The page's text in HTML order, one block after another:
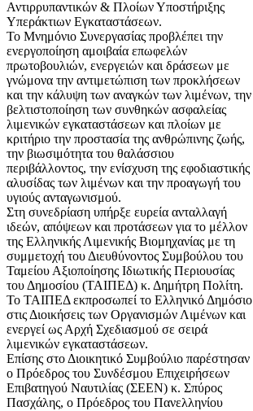
Αντιρρυπαντικών & Πλοίων Υποστήριξης
Υπεράκτιων Εγκαταστάσεων.
Το Μνημόνιο Συνεργασίας προβλέπει την
ενεργοποίηση αμοιβαία επωφελών
πρωτοβουλιών, ενεργειών και δράσεων με
γνώμονα την αντιμετώπιση των προκλήσεων
και την κάλυψη των αναγκών των λιμένων, την
βελτιστοποίηση των συνθηκών ασφαλείας
λιμενικών εγκαταστάσεων και πλοίων με
κριτήριο την προστασία της ανθρώπινης ζωής,
την βιωσιμότητα του θαλάσσιου
περιβάλλοντος, την ενίσχυση της εφοδιαστικής
αλυσίδας των λιμένων και την προαγωγή του
υγιούς ανταγωνισμού.
Στη συνεδρίαση υπήρξε ευρεία ανταλλαγή
ιδεών, απόψεων και προτάσεων για το μέλλον
της Ελληνικής Λιμενικής Βιομηχανίας με τη
συμμετοχή του Διευθύνοντος Συμβούλου του
Ταμείου Αξιοποίησης Ιδιωτικής Περιουσίας
του Δημοσίου (ΤΑΙΠΕΔ) κ. Δημήτρη Πολίτη.
Το ΤΑΙΠΕΔ εκπροσωπεί το Ελληνικό Δημόσιο
στις Διοικήσεις των Οργανισμών Λιμένων και
ενεργεί ως Αρχή Σχεδιασμού σε σειρά
λιμενικών εγκαταστάσεων.
Επίσης στο Διοικητικό Συμβούλιο παρέστησαν
ο Πρόεδρος του Συνδέσμου Επιχειρήσεων
Επιβατηγού Ναυτιλίας (ΣΕΕΝ) κ. Σπύρος
Πασχάλης, ο Πρόεδρος του Πανελληνίου